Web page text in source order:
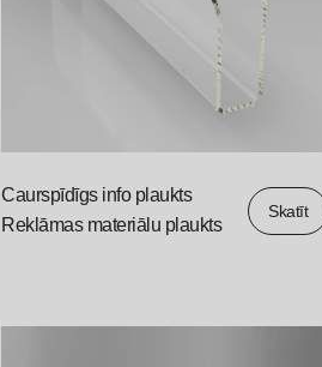
Caurspīdīgs info plaukts
Reklāmas materiālu plaukts
Skatīt